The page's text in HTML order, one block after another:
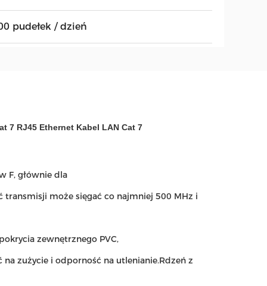
pudełek / dzień
7 RJ45 Ethernet Kabel LAN Cat 7
F, głównie dla
może sięgać co najmniej 500 MHz i
zewnętrznego PVC,
zużycie i odporność na utlenianie.Rdzeń z